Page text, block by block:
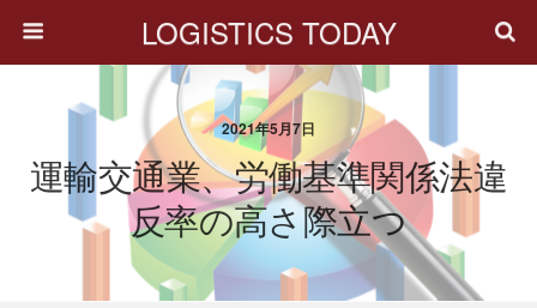
LOGISTICS TODAY
2021年5月7日
運輸交通業、労働基準関係法違
反率の高さ際立つ